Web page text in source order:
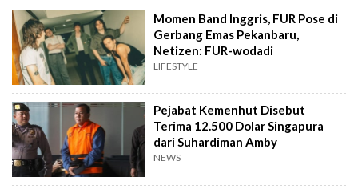
Momen Band Inggris, FUR Pose di
Gerbang Emas Pekanbaru,
Netizen: FUR-wodadi
LIFESTYLE
Pejabat Kemenhut Disebut
Terima 12.500 Dolar Singapura
dari Suhardiman Amby
NEWS